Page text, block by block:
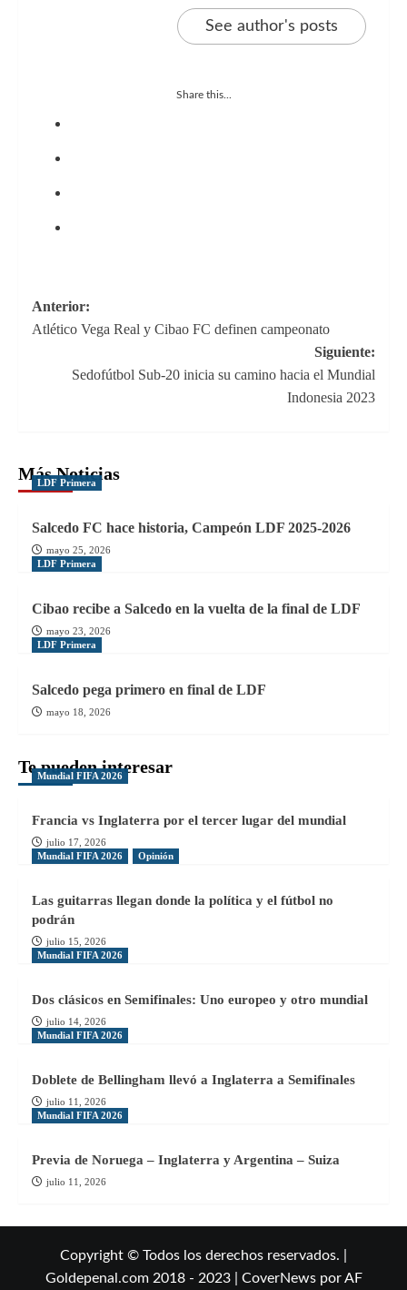
See author's posts
Share this...
Navegación
de
entradas
Anterior:
Atlético Vega Real y Cibao FC definen campeonato
Siguiente:
Sedofútbol Sub-20 inicia su camino hacia el Mundial
Indonesia 2023
Más Noticias
LDF Primera
Salcedo FC hace historia, Campeón LDF 2025-2026
mayo 25, 2026
LDF Primera
Cibao recibe a Salcedo en la vuelta de la final de LDF
mayo 23, 2026
LDF Primera
Salcedo pega primero en final de LDF
mayo 18, 2026
Te pueden interesar
Mundial FIFA 2026
Francia vs Inglaterra por el tercer lugar del mundial
julio 17, 2026
Mundial FIFA 2026
Opinión
Las guitarras llegan donde la política y el fútbol no
podrán
julio 15, 2026
Mundial FIFA 2026
Dos clásicos en Semifinales: Uno europeo y otro mundial
julio 14, 2026
Mundial FIFA 2026
Doblete de Bellingham llevó a Inglaterra a Semifinales
julio 11, 2026
Mundial FIFA 2026
Previa de Noruega – Inglaterra y Argentina – Suiza
julio 11, 2026
Copyright © Todos los derechos reservados. |
Goldepenal.com 2018 - 2023
CoverNewspor AF